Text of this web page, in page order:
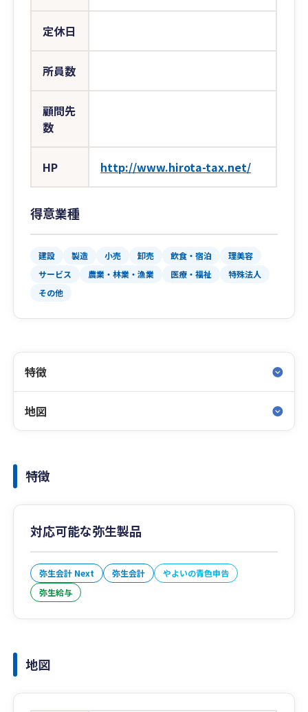
定休日
所員数
顧問先
数
HP http://www.hirota-tax.net/
得意業種
建設 製造 小売 卸売 飲食・宿泊
理美容
サービス
農業・林業・漁業 医療・福祉
特殊法人
その他
特徴
地図
特徴
対応可能な弥生製品
弥生会計 Next 弥生会計
やよいの青色申告
弥生給与
地図